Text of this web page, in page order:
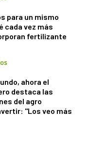
para un mismo
cada vez más
fertilizante
ahora el
destaca las
del agro
"Los veo más